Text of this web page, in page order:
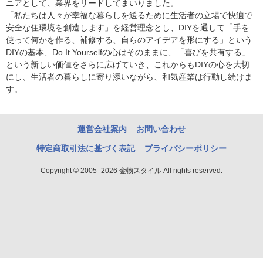
ニアとして、業界をリードしてまいりました。
「私たちは人々が幸福な暮らしを送るために生活者の立場で快適で
安全な住環境を創造します」を経営理念とし、DIYを通して「手を
使って何かを作る、補修する、自らのアイデアを形にする」という
DIYの基本、Do It Yourselfの心はそのままに、「喜びを共有する」
という新しい価値をさらに広げていき、これからもDIYの心を大切
にし、生活者の暮らしに寄り添いながら、和気産業は行動し続けま
す。
運営会社案内 お問い合わせ
特定商取引法に基づく表記 プライバシーポリシー
Copyright © 2005- 2026 金物スタイル All rights reserved.